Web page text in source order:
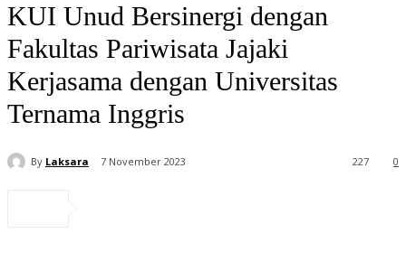
KUI Unud Bersinergi dengan
Fakultas Pariwisata Jajaki
Kerjasama dengan Universitas
Ternama Inggris
By Laksara 7 November 2023 0
227